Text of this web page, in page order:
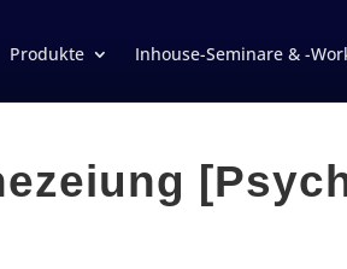
Produkte Inhouse-Seminare & -